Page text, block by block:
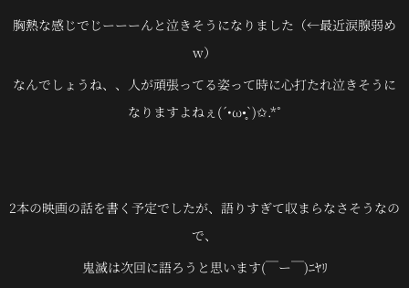
胸熱な感じでじーーーんと泣きそうになりました（←最近涙腺弱め
w）
なんでしょうね、、人が頑張ってる姿って時に心打たれ泣きそうに
なりますよねぇ(´•ω•̥`)✩.*˚
2本の映画の話を書く予定でしたが、語りすぎて収まらなさそうなの
で、
鬼滅は次回に語ろうと思います(￣ー￣)ﾆﾔﾘ